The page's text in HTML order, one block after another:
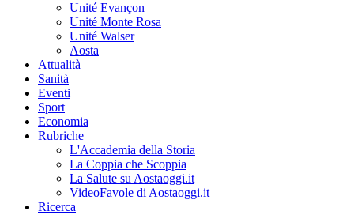
Unité Evançon
Unité Monte Rosa
Unité Walser
Aosta
Attualità
Sanità
Eventi
Sport
Economia
Rubriche
L'Accademia della Storia
La Coppia che Scoppia
La Salute su Aostaoggi.it
VideoFavole di Aostaoggi.it
Ricerca